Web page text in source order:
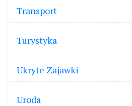
Transport
Turystyka
Ukryte Zajawki
Uroda